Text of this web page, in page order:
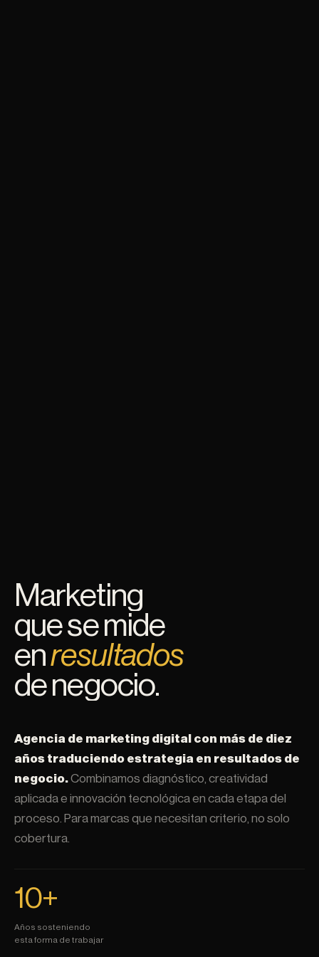
Marketing
que se mide
enresultados
de negocio.
Agencia de marketing digital con más de diez
años traduciendo estrategia en resultados de
negocio.Combinamos diagnóstico, creatividad
aplicada e innovación tecnológica en cada etapa del
proceso. Para marcas que necesitan criterio, no solo
cobertura.
10+
Años sosteniendo
esta forma de trabajar